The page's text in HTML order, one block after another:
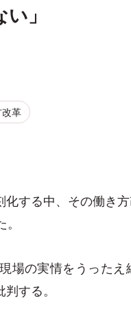
」
革
する中、その働き
場の実情をうった
する。